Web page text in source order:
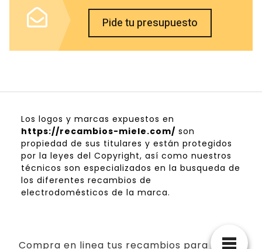
Pide tu presupuesto
Los logos y marcas expuestos en
https://recambios-miele.com/ son
propiedad de sus titulares y están protegidos
por la leyes del Copyright, así como nuestros
técnicos son especializados en la busqueda de
los diferentes recambios de
electrodomésticos de la marca.
Compra en linea tus recambios para